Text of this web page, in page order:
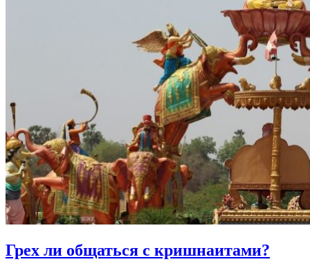
Грех ли общаться с кришнаитами?